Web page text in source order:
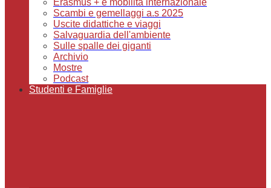
Erasmus + e mobilità internazionale
Scambi e gemellaggi a.s 2025
Uscite didattiche e viaggi
Salvaguardia dell'ambiente
Sulle spalle dei giganti
Archivio
Mostre
Podcast
Studenti e Famiglie